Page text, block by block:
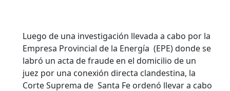
Luego de una investigación llevada a cabo por la
Empresa Provincial de la Energía (EPE) donde se
labró un acta de fraude en el domicilio de un
juez por una conexión directa clandestina, la
Corte Suprema de Santa Fe ordenó llevar a cabo